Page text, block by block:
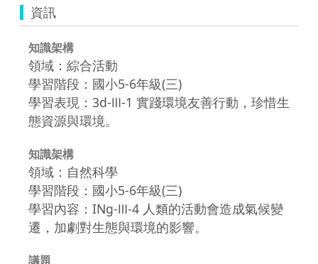
資訊
知識架構
領域：綜合活動
學習階段：國小5-6年級(三)
學習表現：3d-Ⅲ-1 實踐環境友善行動，珍惜生
態資源與環境。
知識架構
領域：自然科學
學習階段：國小5-6年級(三)
學習內容：INg-Ⅲ-4 人類的活動會造成氣候變
遷，加劇對生態與環境的影響。
議題